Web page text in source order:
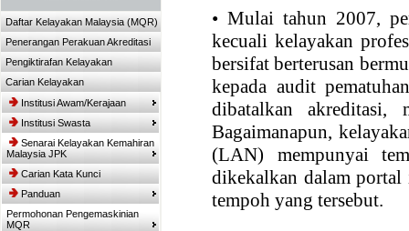
Daftar Kelayakan Malaysia (MQR)
Penerangan Perakuan Akreditasi
Pengiktirafan Kelayakan
Carian Kelayakan
Institusi Awam/Kerajaan
Institusi Swasta
Senarai Kelayakan Kemahiran
Malaysia JPK
Carian Kata Kunci
Panduan
Permohonan Pengemaskinian
MQR
• Mulai tahun 2007,
kecuali kelayakan
bersifat berterusan
kepada audit
dibatalkan akreditasi,
Bagaimanapun,
(LAN) mempunyai
dikekalkan dalam portal
tempoh yang tersebut.